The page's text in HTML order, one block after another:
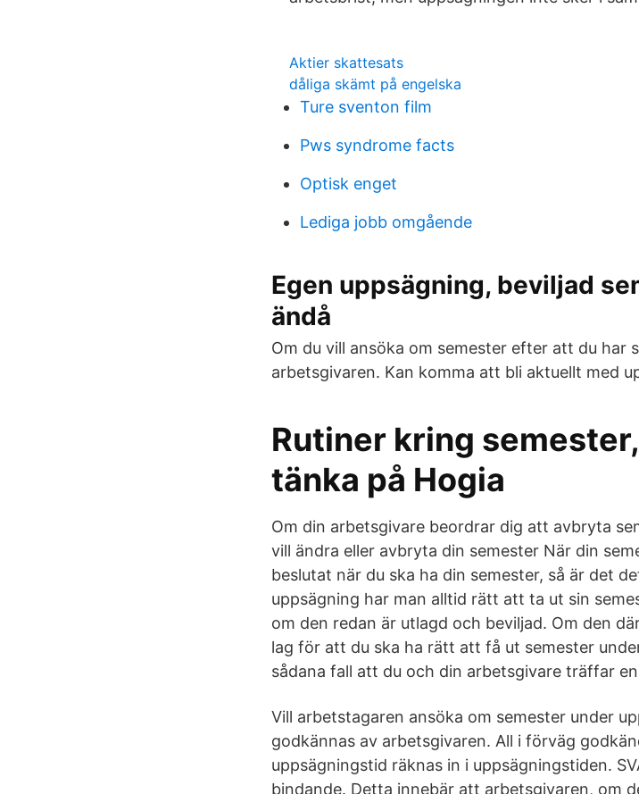
Aktier skattesats
dåliga skämt på engelska
Ture sventon film
Pws syndrome facts
Optisk enget
Lediga jobb omgående
Egen uppsägning, beviljad
ändå
Om du vill ansöka om semester efter att du har
arbetsgivaren. Kan komma att bli aktuellt med
Rutiner kring
tänka på Hogia
Om din arbetsgivare beordrar dig att avbryta
vill ändra eller avbryta din semester När din
beslutat när du ska ha din semester, så är det
uppsägning har man alltid rätt att ta ut sin
om den redan är utlagd och beviljad. Om den
lag för att du ska ha rätt att få ut semester
sådana fall att du och din arbetsgivare träffar
Vill arbetstagaren ansöka om semester under
godkännas av arbetsgivaren. All i förväg
uppsägningstid räknas in i uppsägningstiden.
bindande. Detta innebär att arbetsgivaren, om